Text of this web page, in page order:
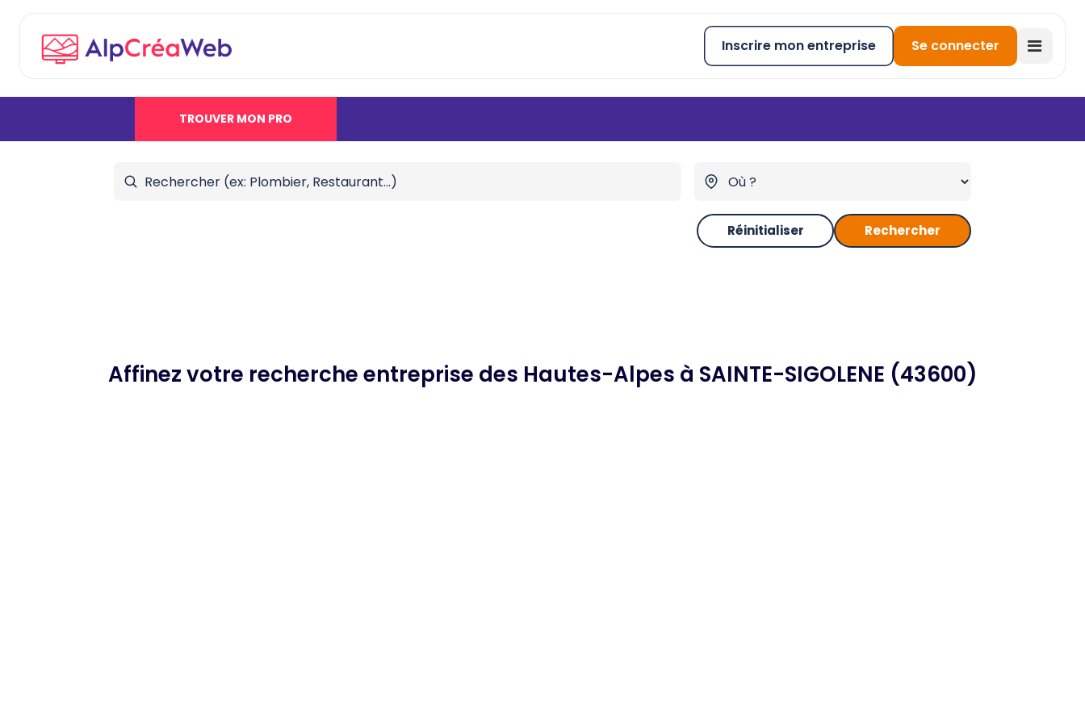
Inscrire mon entreprise Se connecter
TROUVER MON PRO
Réinitialiser Rechercher
Affinez votre rechercheentreprise des Hautes-Alpes à SAINTE-SIGOLENE (43600)